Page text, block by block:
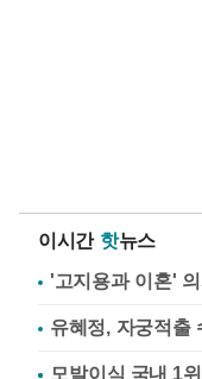
이시간 핫뉴스
'고지용과 이혼'
유혜정, 자궁적